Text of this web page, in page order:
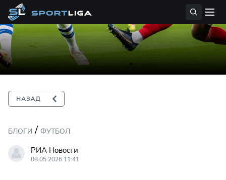
БЛОГИ / ФУТБОЛ
РИА Новости
08.05.2026 11:41